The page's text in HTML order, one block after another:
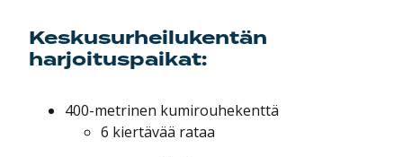
Keskusurheilukentän
harjoituspaikat:
400-metrinen kumirouhekenttä
6 kiertävää rataa